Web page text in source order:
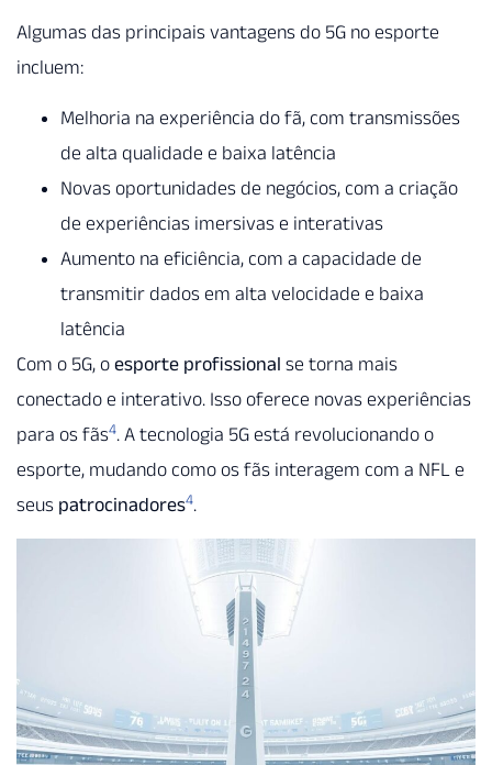
Algumas das principais vantagens do 5G no esporte
incluem:
Melhoria na experiência do fã, com transmissões
de alta qualidade e baixa latência
Novas oportunidades de negócios, com a criação
de experiências imersivas e interativas
Aumento na eficiência, com a capacidade de
transmitir dados em alta velocidade e baixa
latência
Com o 5G, o esporte profissional se torna mais
conectado e interativo. Isso oferece novas experiências
para os fãs4. A tecnologia 5G está revolucionando o
esporte, mudando como os fãs interagem com a NFL e
seus patrocinadores4.